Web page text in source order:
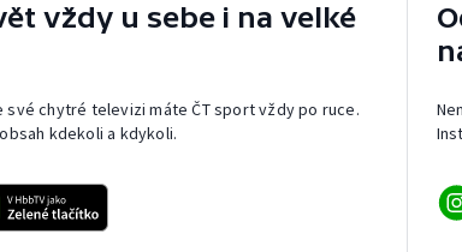
vždy u sebe i na velké
své chytré televizi máte ČT sport vždy po ruce.
kdekoli a kdykoli.